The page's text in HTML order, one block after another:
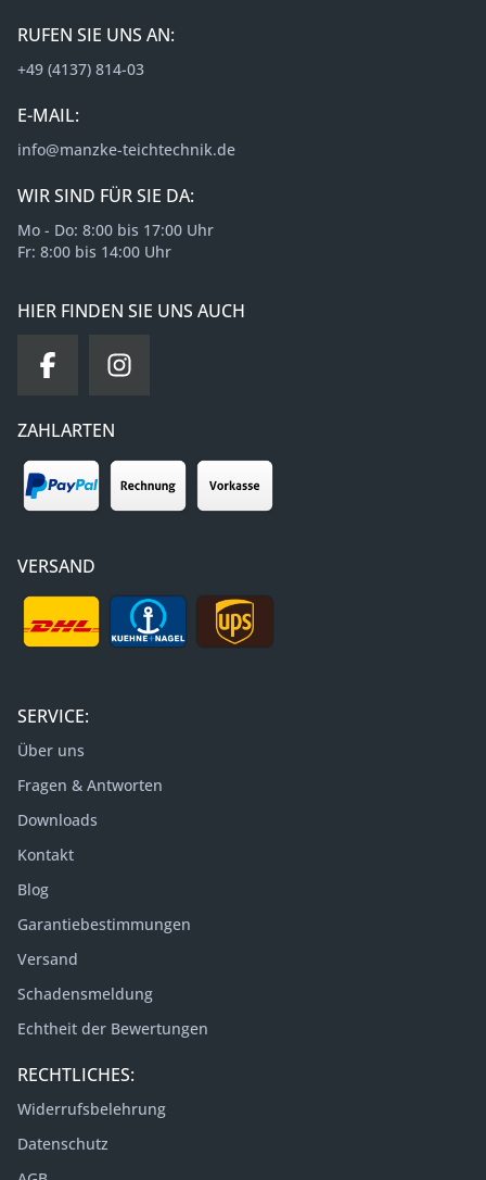
RUFEN SIE UNS AN:
+49 (4137) 814-03
E-MAIL:
info@manzke-teichtechnik.de
WIR SIND FÜR SIE DA:
Mo - Do: 8:00 bis 17:00 Uhr
Fr: 8:00 bis 14:00 Uhr
HIER FINDEN SIE UNS AUCH
ZAHLARTEN
VERSAND
SERVICE:
Über uns
Fragen & Antworten
Downloads
Kontakt
Blog
Garantiebestimmungen
Versand
Schadensmeldung
Echtheit der Bewertungen
RECHTLICHES:
Widerrufsbelehrung
Datenschutz